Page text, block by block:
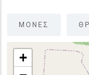
ΜΟΝΕΣ
+